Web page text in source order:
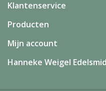
Klantenservice
Producten
Mijn account
Hanneke Weigel Edelsmid